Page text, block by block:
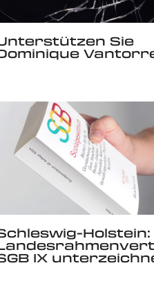
Sie
Holstein:
IX